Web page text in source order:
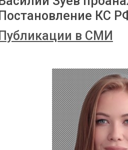
Постановление КС
Публикации в СМИ